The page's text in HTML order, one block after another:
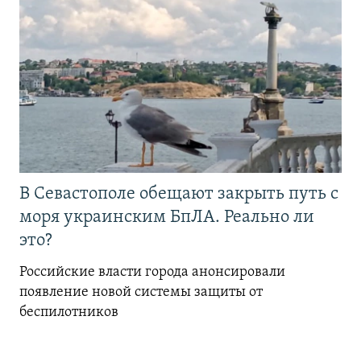
В Севастополе обещают закрыть путь с
моря украинским БпЛА. Реально ли
это?
Российские власти города анонсировали
появление новой системы защиты от
беспилотников